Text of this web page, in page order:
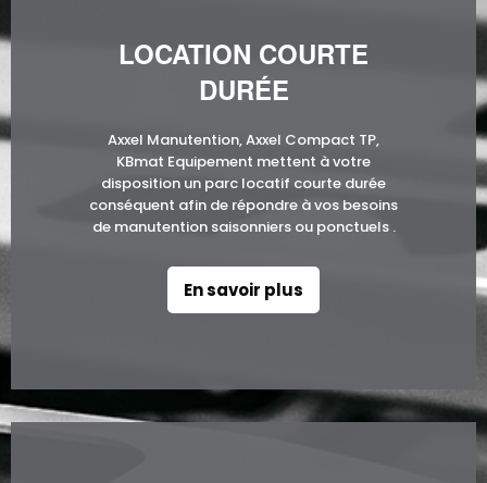
LOCATION COURTE
DURÉE
Axxel Manutention, Axxel Compact TP,
KBmat Equipement mettent à votre
disposition un parc locatif courte durée
conséquent afin de répondre à vos besoins
de manutention saisonniers ou ponctuels .
En savoir plus